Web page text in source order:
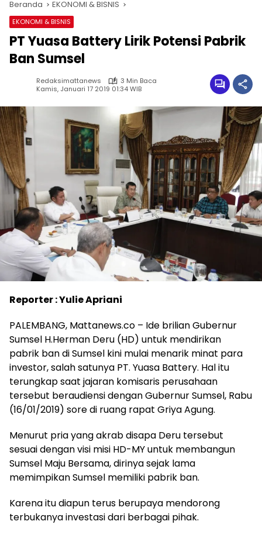
Beranda EKONOMI & BISNIS
EKONOMI & BISNIS
PT Yuasa Battery Lirik Potensi Pabrik
Ban Sumsel
Redaksimattanews
3 Min Baca
Kamis, Januari 17 2019 01:34 WIB
Reporter : Yulie Apriani
PALEMBANG, Mattanews.co – Ide brilian Gubernur
Sumsel H.Herman Deru (HD) untuk mendirikan
pabrik ban di Sumsel kini mulai menarik minat para
investor, salah satunya PT. Yuasa Battery. Hal itu
terungkap saat jajaran komisaris perusahaan
tersebut beraudiensi dengan Gubernur Sumsel, Rabu
(16/01/2019) sore di ruang rapat Griya Agung.
Menurut pria yang akrab disapa Deru tersebut
sesuai dengan visi misi HD-MY untuk membangun
Sumsel Maju Bersama, dirinya sejak lama
memimpikan Sumsel memiliki pabrik ban.
Karena itu diapun terus berupaya mendorong
terbukanya investasi dari berbagai pihak.